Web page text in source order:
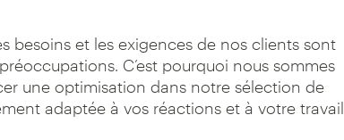
besoins et les exigences de nos clients sont
C’est pourquoi nous sommes
une optimisation dans notre sélection de
adaptée à vos réactions et à votre travail